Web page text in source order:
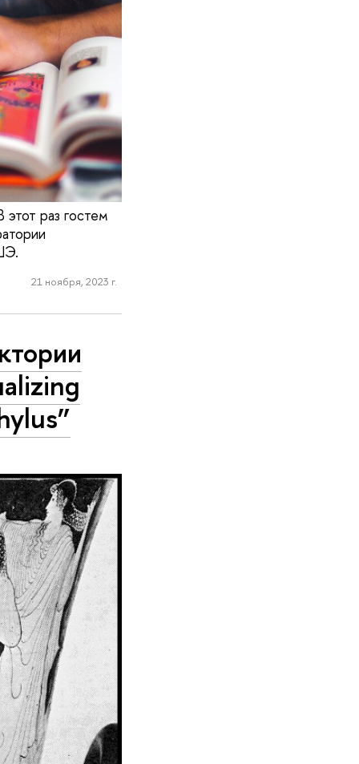
раз гостем
21 ноября, 2023 г.